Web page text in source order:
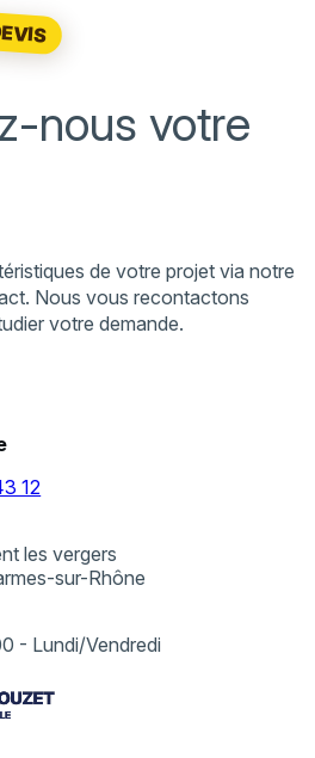
nous votre
de votre projet via notre
Nous vous recontactons
votre demande.
12
les vergers
sur-Rhône
- Lundi/Vendredi